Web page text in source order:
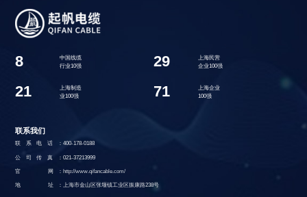
8
中国线缆
行业10强
29
上海民营
企业100强
21
上海制造
业100强
71
上海企业
100强
联系我们
联系电话：400-178-0188
公司传真：021-37213999
官 网：http://www.qifancable.com/
地 址：上海市金山区张堰镇工业区振康路238号